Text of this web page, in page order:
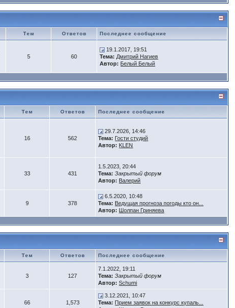
Тем Ответов Последнее сообщение
5 60
19.1.2017, 19:51
Тема: Дмитрий Нагиев
Автор: Белый Белый
Тем Ответов Последнее сообщение
16 562
29.7.2026, 14:46
Тема: Гости студий
Автор: KLEN
33 431
1.5.2023, 20:44
Тема: Закрытый форум
Автор: Валерий
9 378
6.5.2020, 10:48
Тема: Ведущая прогноза погоды кто он...
Автор:
Шолпан Гриняева
Тем Ответов Последнее сообщение
3 127
7.1.2022, 19:11
Тема: Закрытый форум
Автор: Schumi
66 1,573
3.12.2021, 10:47
Тема: Прием заявок на конкурс купаль...